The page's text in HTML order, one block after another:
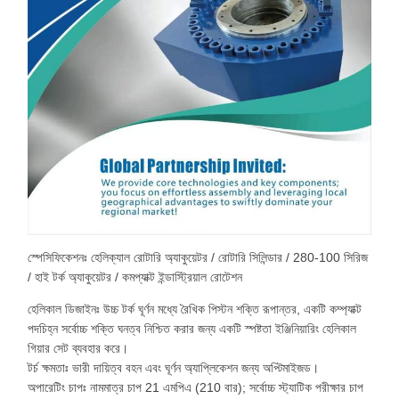
স্পেসিফিকেশনঃ হেলিক্যাল রোটারি অ্যাকুয়েটর / রোটারি সিলিন্ডার / 280-100 সিরিজ
/ হাই টর্ক অ্যাকুয়েটর / কমপ্যাক্ট ইন্ডাস্ট্রিয়াল রোটেশন
হেলিকাল ডিজাইনঃ উচ্চ টর্ক ঘূর্ণন মধ্যে রৈখিক পিস্টন শক্তি রূপান্তর, একটি কম্প্যাক্ট
পদচিহ্ন সর্বোচ্চ শক্তি ঘনত্ব নিশ্চিত করার জন্য একটি স্পষ্টতা ইঞ্জিনিয়ারিং হেলিকাল
গিয়ার সেট ব্যবহার করে।
টর্চ ক্ষমতাঃ ভারী দায়িত্ব বহন এবং ঘূর্ণন অ্যাপ্লিকেশন জন্য অপ্টিমাইজড।
অপারেটিং চাপঃ নামমাত্র চাপ 21 এমপিএ (210 বার); সর্বোচ্চ স্ট্যাটিক পরীক্ষার চাপ